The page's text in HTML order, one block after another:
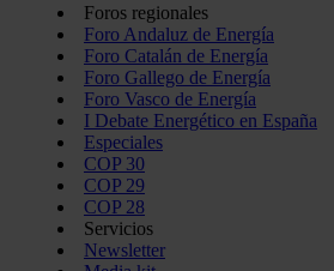
Foros regionales
Foro Andaluz de Energía
Foro Catalán de Energía
Foro Gallego de Energía
Foro Vasco de Energía
I Debate Energético en España
Especiales
COP 30
COP 29
COP 28
Servicios
Newsletter